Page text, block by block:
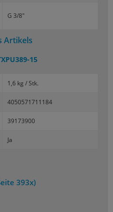
G 3/8"
Artikels
15
1,6 kg / Stk.
4050571711184
39173900
Ja
393x)